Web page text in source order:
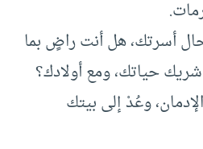
أسرتك، هل أنت راضٍ بما
حياتك، ومع أولادك؟
وعُدْ إلى بيتك